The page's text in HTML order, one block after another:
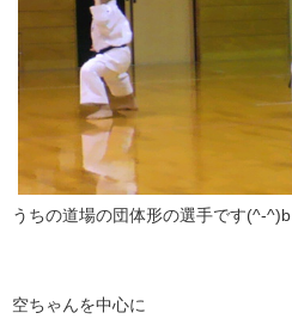
うちの道場の団体形の選手です(^-^)b
空ちゃんを中心に